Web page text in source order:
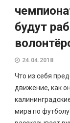
будут
24.04.2018
Что из себя
движение, как
мира по